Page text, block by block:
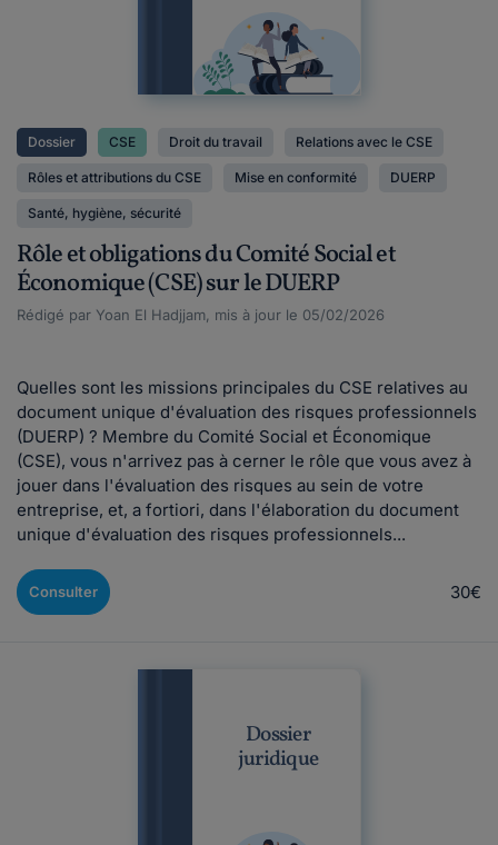
Dossier CSE Droit du travail Relations avec le CSE
Rôles et attributions du CSE Mise en conformité DUERP
Santé, hygiène, sécurité
Rôle et obligations du Comité Social et
Économique (CSE) sur le DUERP
Rédigé par Yoan El Hadjjam, mis à jour le 05/02/2026
Quelles sont les missions principales du CSE relatives au
document unique d'évaluation des risques professionnels
(DUERP) ? Membre du Comité Social et Économique
(CSE), vous n'arrivez pas à cerner le rôle que vous avez à
jouer dans l'évaluation des risques au sein de votre
entreprise, et, a fortiori, dans l'élaboration du document
unique d'évaluation des risques professionnels...
Consulter 30€
Dossier
juridique